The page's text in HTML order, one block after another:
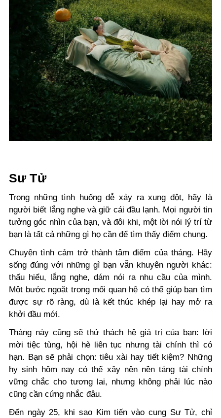
Sư Tử
Trong những tình huống dễ xảy ra xung đột, hãy là
người biết lắng nghe và giữ cái đầu lạnh. Mọi người tin
tưởng góc nhìn của bạn, và đôi khi, một lời nói lý trí từ
bạn là tất cả những gì họ cần để tìm thấy điểm chung.
Chuyện tình cảm trở thành tâm điểm của tháng. Hãy
sống đúng với những gì bạn vẫn khuyên người khác:
thấu hiểu, lắng nghe, dám nói ra nhu cầu của mình.
Một bước ngoặt trong mối quan hệ có thể giúp bạn tìm
được sự rõ ràng, dù là kết thúc khép lại hay mở ra
khởi đầu mới.
Tháng này cũng sẽ thử thách hệ giá trị của bạn: lời
mời tiệc tùng, hội hè liên tục nhưng tài chính thì có
hạn. Bạn sẽ phải chọn: tiêu xài hay tiết kiệm? Những
hy sinh hôm nay có thể xây nên nền tảng tài chính
vững chắc cho tương lai, nhưng không phải lúc nào
cũng cần cứng nhắc đâu.
Đến ngày 25, khi sao Kim tiến vào cung Sư Tử, chỉ